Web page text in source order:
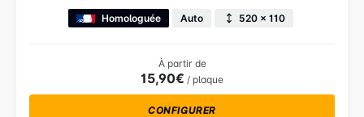
Homologuée Auto 520 × 110
À partir de
15,90€ / plaque
CONFIGURER